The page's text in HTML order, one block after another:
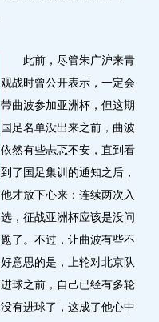
此前，尽管朱广沪来青
观战时曾公开表示，一定会
带曲波参加亚洲杯，但这期
国足名单没出来之前，曲波
依然有些忐忑不安，直到看
到了国足集训的通知之后，
他才放下心来：连续两次入
选，征战亚洲杯应该是没问
题了。不过，让曲波有些不
好意思的是，上轮对北京队
进球之前，自己已经有多轮
没有进球了，这成了他心中